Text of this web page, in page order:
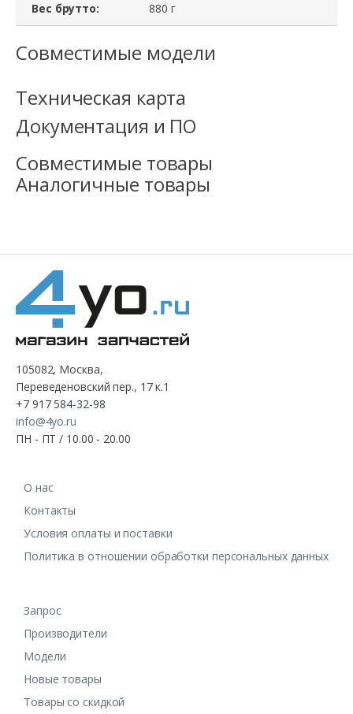
Вес брутто: 880 г
Совместимые модели
Техническая карта
Документация и ПО
Совместимые товары
Аналогичные товары
105082, Москва,
Переведеновский пер., 17 к.1
+7 917 584-32-98
info@4yo.ru
ПН - ПТ / 10.00 - 20.00
О нас
Контакты
Условия оплаты и поставки
Политика в отношении обработки персональных данных
Запрос
Производители
Модели
Новые товары
Товары со скидкой